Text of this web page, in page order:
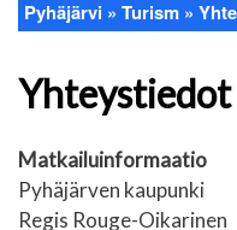
Länkstig
Pyhäjärvi Turism
Yhteystiedot
Matkailuinformaatio
Pyhäjärven kaupunki
Regis Rouge-Oikarinen